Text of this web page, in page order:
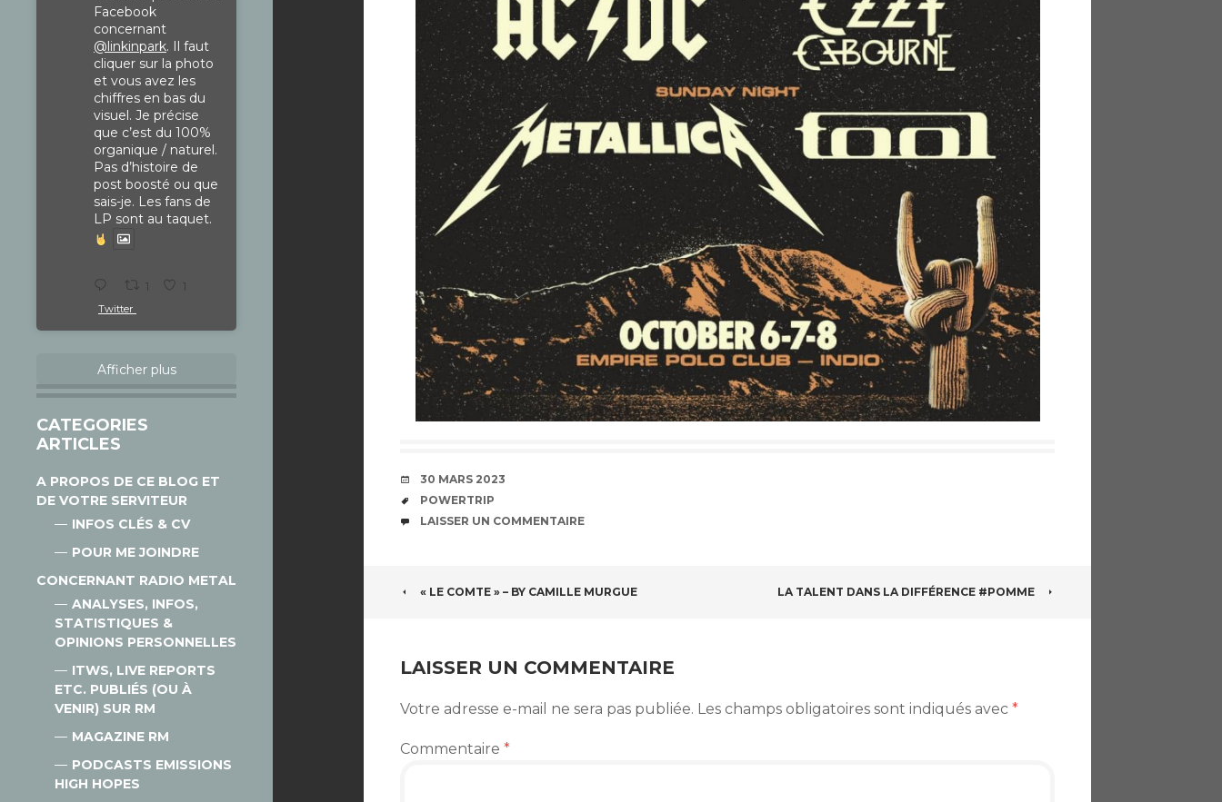
Facebook
concernant
@linkinpark. Il faut
cliquer sur la photo
et vous avez les
chiffres en bas du
visuel. Je précise
que c’est du 100%
organique / naturel.
Pas d’histoire de
post boosté ou que
sais-je. Les fans de
LP sont au taquet.
1 1
Twitter
Afficher plus
CATEGORIES
ARTICLES
A PROPOS DE CE BLOG ET
DE VOTRE SERVITEUR
INFOS CLÉS & CV
POUR ME JOINDRE
CONCERNANT RADIO METAL
ANALYSES, INFOS,
STATISTIQUES &
OPINIONS PERSONNELLES
ITWS, LIVE REPORTS
ETC. PUBLIÉS (OU À
VENIR) SUR RM
MAGAZINE RM
PODCASTS EMISSIONS
HIGH HOPES
DATE
30 MARS 2023
ÉTIQUETTES
POWERTRIP
COMMENTAIRES
LAISSER UN COMMENTAIRE
NAVIGATION
ARTICLES
« LE COMTE » – BY CAMILLE MURGUE LA TALENT DANS LA DIFFÉRENCE #POMME
LAISSER UN COMMENTAIRE
Votre adresse e-mail ne sera pas publiée. Les champs obligatoires sont indiqués avec *
Commentaire *